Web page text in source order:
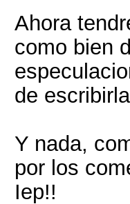
Ahora
como bien
de
Y nada,
por los
Iep!!